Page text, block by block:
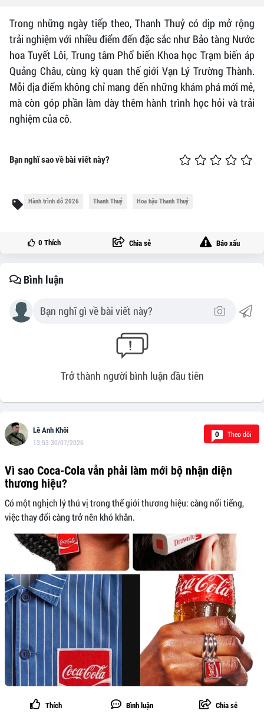
Trong những ngày tiếp theo, Thanh Thuỷ có dịp mở rộng
trải nghiệm với nhiều điểm đến đặc sắc như Bảo tàng Nước
hoa Tuyết Lôi, Trung tâm Phổ biến Khoa học Trạm biến áp
Quảng Châu, cùng kỳ quan thế giới Vạn Lý Trường Thành.
Mỗi địa điểm không chỉ mang đến những khám phá mới mẻ,
mà còn góp phần làm dày thêm hành trình học hỏi và trải
nghiệm của cô.
Bạn nghĩ sao về bài viết này?
Hành trình đỏ 2026 Thanh Thuỷ Hoa hậu Thanh Thuỷ
0 Thích Chia sẻ Báo xấu
Bình luận
Trở thành người bình luận đầu tiên
Lê Anh Khôi
13:53 30/07/2026
0 Theo dõi
Vì sao Coca-Cola vẫn phải làm mới bộ nhận diện
thương hiệu?
Có một nghịch lý thú vị trong thế giới thương hiệu: càng nổi tiếng,
việc thay đổi càng trở nên khó khăn.
Thích Bình luận Chia sẻ